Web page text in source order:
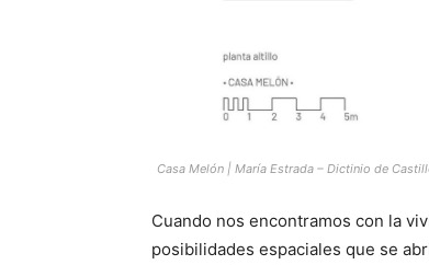
Casa Melón | María Estrada – Dictinio de
Cuando nos encontramos con la
posibilidades espaciales que se